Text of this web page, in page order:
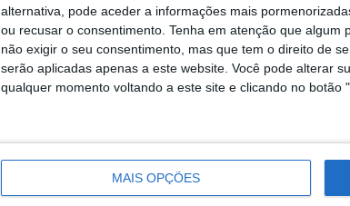
alternativa, pode aceder a informações mais
ou recusar o consentimento. Tenha em atenção que algum
não exigir o seu consentimento, mas que tem o direito de
serão aplicadas apenas a este website. Você pode alterar
qualquer momento voltando a este site e clicando no botão
MAIS OPÇÕES